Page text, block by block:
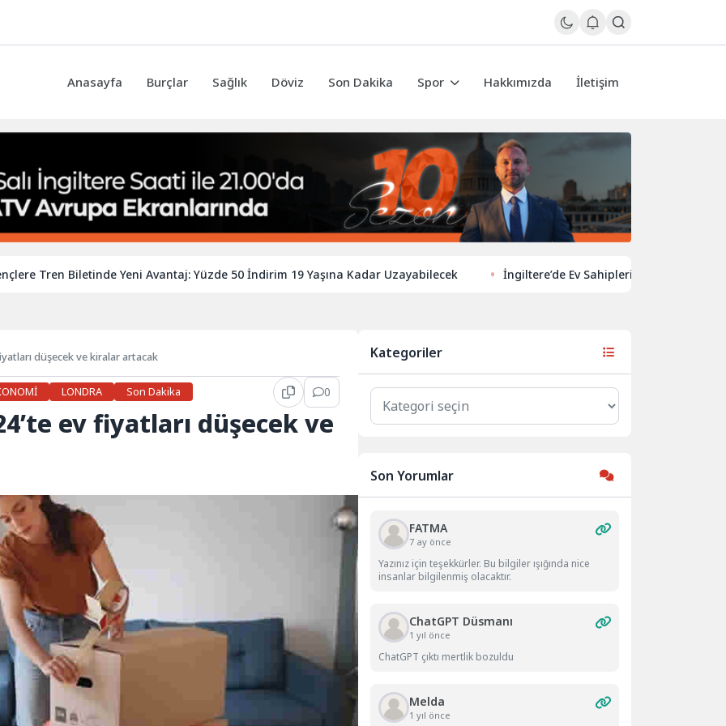
Anasayfa Burçlar Sağlık Döviz Son Dakika Spor Hakkımızda İletişim
Biletinde Yeni Avantaj: Yüzde 50 İndirim 19 Yaşına Kadar Uzayabilecek İngiltere’de Ev Sahiplerinden Yeni Yönelim:
düşecek ve kiralar artacak
LONDRA Son Dakika 0
ev fiyatları düşecek ve
Kategoriler
Kategoriler
Son Yorumlar
FATMA
7 ay önce
Yazınız için teşekkürler. Bu bilgiler ışığında nice
insanlar bilgilenmiş olacaktır.
ChatGPT Düsmanı
1 yıl önce
ChatGPT çıktı mertlik bozuldu
Melda
1 yıl önce